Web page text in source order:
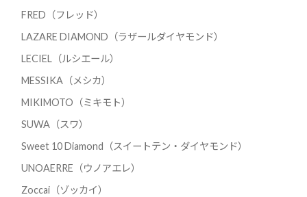
FRED（フレッド）
LAZARE DIAMOND（ラザールダイヤモンド）
LECIEL（ルシエール）
MESSIKA（メシカ）
MIKIMOTO（ミキモト）
SUWA（スワ）
Sweet 10 Diamond（スイートテン・ダイヤモンド）
UNOAERRE（ウノアエレ）
Zoccai（ゾッカイ）